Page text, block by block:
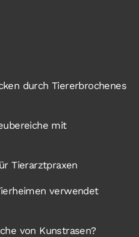
durch Tiererbrochenes
mit
Tierarztpraxen
verwendet
von Kunstrasen?